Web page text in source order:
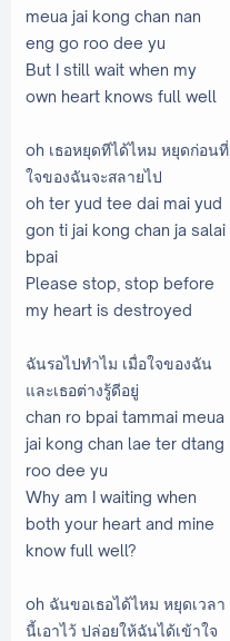
meua jai kong chan nan
eng go roo dee yu
But I still wait when my
own heart knows full well
oh เธอหยุดทีได้ไหม หยุดก่อนที่
ใจของฉันจะสลายไป
oh ter yud tee dai mai yud
gon ti jai kong chan ja salai
bpai
Please stop, stop before
my heart is destroyed
ฉันรอไปทำไม เมื่อใจของฉัน
และเธอต่างรู้ดีอยู่
chan ro bpai tammai meua
jai kong chan lae ter dtang
roo dee yu
Why am I waiting when
both your heart and mine
know full well?
oh ฉันขอเธอได้ไหม หยุดเวลา
นี้เอาไว้ ปล่อยให้ฉันได้เข้าใจ